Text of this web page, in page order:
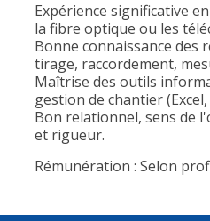
Expérience significative
la fibre optique ou les
Bonne connaissance des
tirage, raccordement,
Maîtrise des outils
gestion de chantier (Excel,
Bon relationnel, sens de
et rigueur.
Rémunération : Selon